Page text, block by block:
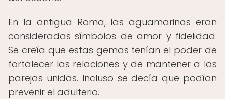
En la antigua Roma, las aguamarinas eran
consideradas símbolos de amor y fidelidad.
Se creía que estas gemas tenían el poder de
fortalecer las relaciones y de mantener a las
parejas unidas. Incluso se decía que podían
prevenir el adulterio.